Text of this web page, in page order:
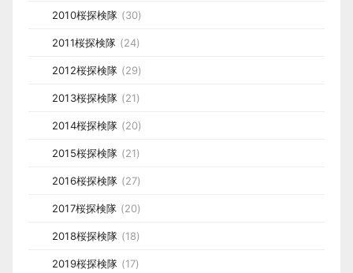
2010桜探検隊 (30)
2011桜探検隊 (24)
2012桜探検隊 (29)
2013桜探検隊 (21)
2014桜探検隊 (20)
2015桜探検隊 (21)
2016桜探検隊 (27)
2017桜探検隊 (20)
2018桜探検隊 (18)
2019桜探検隊 (17)